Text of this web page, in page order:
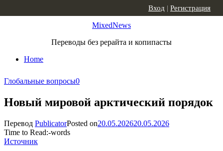
MixedNews
Переводы без рерайта и копипасты
Home
Вход | Регистрация
Глобальные вопросы0
Новый мировой арктический порядок
Перевод PublicatorPosted on20.05.202620.05.2026
Time to Read:-words
Источник